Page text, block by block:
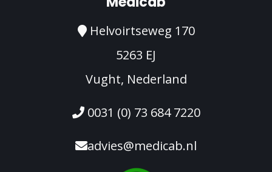
Helvoirtseweg 170
5263 EJ
Vught, Nederland
0031 (0) 73 684 7220
advies@medicab.nl